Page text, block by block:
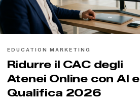
EDUCATION MARKETING
Ridurre il CAC degli
Atenei Online con AI e
Qualifica 2026